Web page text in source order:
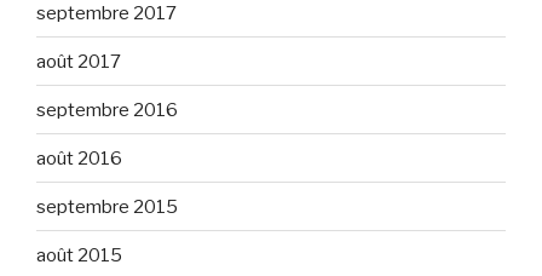
septembre 2017
août 2017
septembre 2016
août 2016
septembre 2015
août 2015